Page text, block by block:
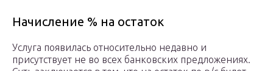
Начисление % на остаток
Услуга появилась относительно недавно и
присутствует не во всех банковских предложениях.